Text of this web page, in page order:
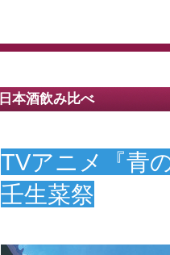
日本酒飲み比べ
TVアニメ『青
壬生菜祭